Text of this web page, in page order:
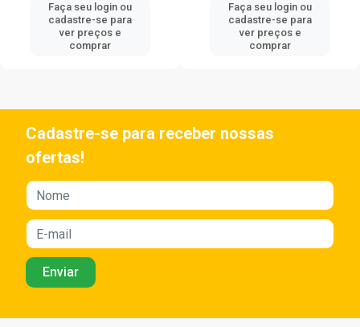
Faça seu login ou
cadastre-se para
ver preços e
comprar
Faça seu login ou
cadastre-se para
ver preços e
comprar
Cadastre-se para receber nossas
ofertas!